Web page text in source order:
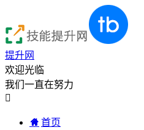
提升网
欢迎光临
我们一直在努力

首页